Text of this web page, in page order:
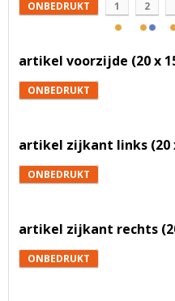
ONBEDRUKT 1 2
artikel voorzijde (20 x
ONBEDRUKT
artikel zijkant links (20
ONBEDRUKT
artikel zijkant rechts
ONBEDRUKT